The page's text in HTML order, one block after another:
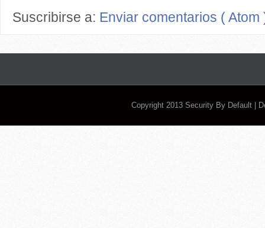
Suscribirse a: Enviar comentarios ( Atom
Copyright 2013 Security By Default |